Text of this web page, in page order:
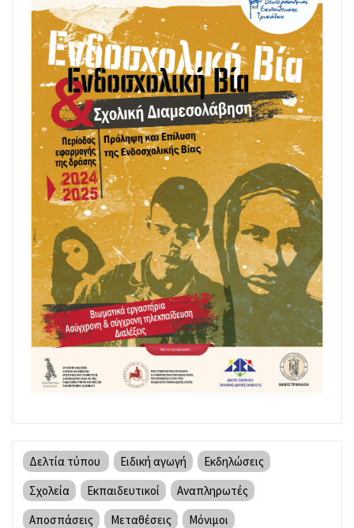
Δελτία τύπου Ειδική αγωγή
Εκδηλώσεις
Σχολεία
Εκπαιδευτικοί
Αναπληρωτές
Αποσπάσεις
Μεταθέσεις
Μόνιμοι